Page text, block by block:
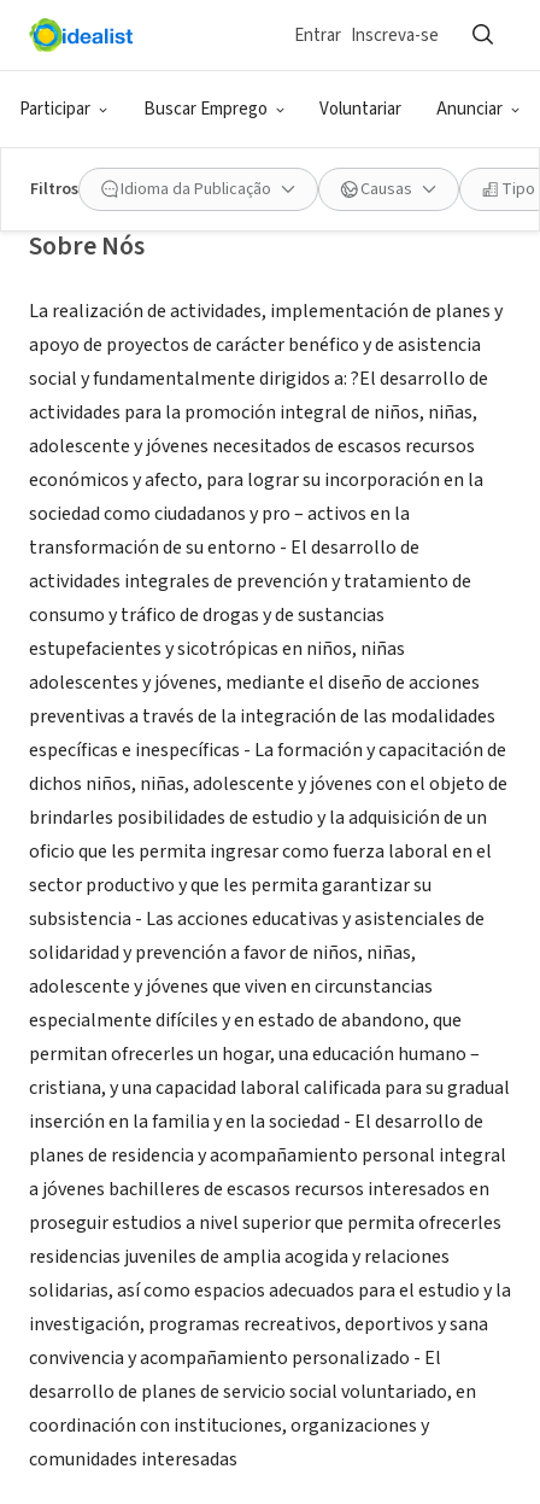
Participar Buscar Emprego Voluntariar Anunciar
Entrar Inscreva-se
Filtros Idioma da Publicação Causas Tipo
ONG (SETOR SOCIAL)
Asociación Civil Mundo Mejor
Sobre Nós
La realización de actividades, implementación de planes y
apoyo de proyectos de carácter benéfico y de asistencia
social y fundamentalmente dirigidos a: ?El desarrollo de
actividades para la promoción integral de niños, niñas,
adolescente y jóvenes necesitados de escasos recursos
económicos y afecto, para lograr su incorporación en la
sociedad como ciudadanos y pro – activos en la
transformación de su entorno - El desarrollo de
actividades integrales de prevención y tratamiento de
consumo y tráfico de drogas y de sustancias
estupefacientes y sicotrópicas en niños, niñas
adolescentes y jóvenes, mediante el diseño de acciones
preventivas a través de la integración de las modalidades
específicas e inespecíficas - La formación y capacitación de
dichos niños, niñas, adolescente y jóvenes con el objeto de
brindarles posibilidades de estudio y la adquisición de un
oficio que les permita ingresar como fuerza laboral en el
sector productivo y que les permita garantizar su
subsistencia - Las acciones educativas y asistenciales de
solidaridad y prevención a favor de niños, niñas,
adolescente y jóvenes que viven en circunstancias
especialmente difíciles y en estado de abandono, que
permitan ofrecerles un hogar, una educación humano –
cristiana, y una capacidad laboral calificada para su gradual
inserción en la familia y en la sociedad - El desarrollo de
planes de residencia y acompañamiento personal integral
a jóvenes bachilleres de escasos recursos interesados en
proseguir estudios a nivel superior que permita ofrecerles
residencias juveniles de amplia acogida y relaciones
solidarias, así como espacios adecuados para el estudio y la
investigación, programas recreativos, deportivos y sana
convivencia y acompañamiento personalizado - El
desarrollo de planes de servicio social voluntariado, en
coordinación con instituciones, organizaciones y
comunidades interesadas